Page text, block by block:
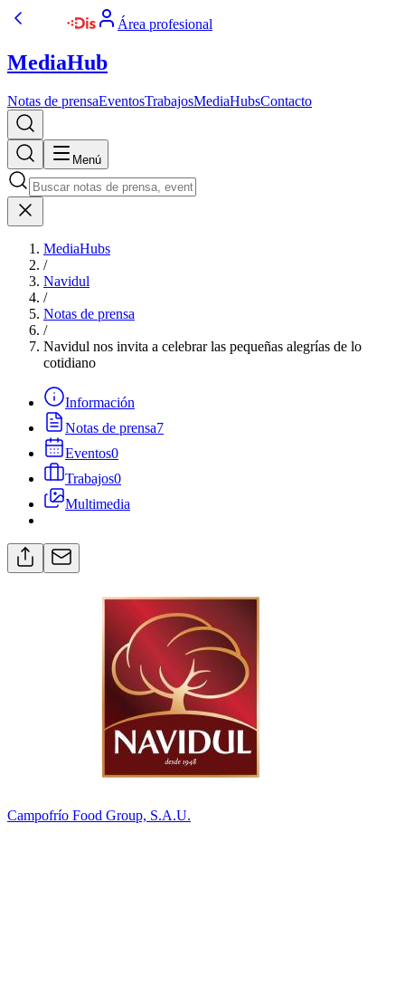
Área profesional
MediaHub
Notas de prensaEventosTrabajosMediaHubsContacto
Menú
MediaHubs
/
Navidul
/
Notas de prensa
/
Navidul nos invita a celebrar las pequeñas alegrías de lo
cotidiano
Información
Notas de prensa7
Eventos0
Trabajos0
Multimedia
Campofrío Food Group, S.A.U.